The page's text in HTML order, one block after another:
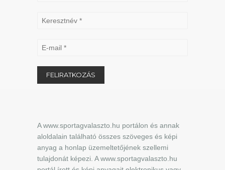
A www.sportagvalaszto.hu portálon és annak
aloldalain található összes szöveges és képi
anyag a honlap üzemeltetőjének szellemi
tulajdonát képezi. A www.sportagvalaszto.hu